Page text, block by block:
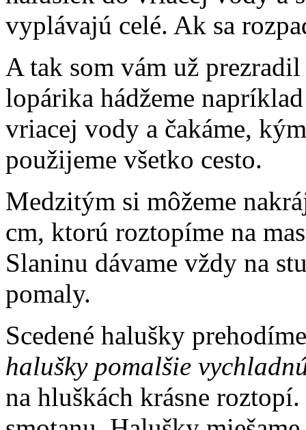
vyplávajú celé. Ak sa
A tak som vám už
lopárika hádžeme
vriacej vody a čakáme,
použijeme všetko cesto.
Medzitým si môžeme
cm, ktorú roztopíme na
Slaninu dávame vždy na
pomaly.
Scedené halušky
halušky pomalšie
na hluškách krásne